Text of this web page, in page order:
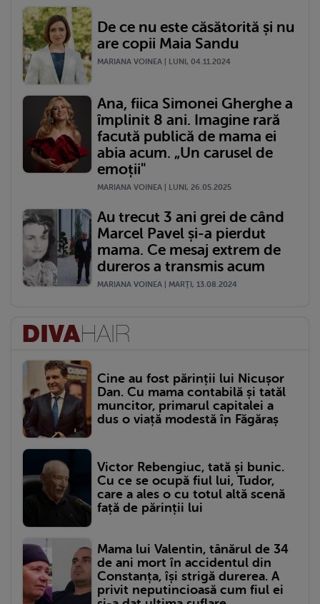
De ce nu este căsătorită și nu
are copii Maia Sandu
MARIANA VOINEA | LUNI, 04.11.2024
Ana, fiica Simonei Gherghe a
împlinit 8 ani. Imagine rară
facută publică de mama ei
abia acum. „Un carusel de
emoții"
MARIANA VOINEA | LUNI, 26.05.2025
Au trecut 3 ani grei de când
Marcel Pavel și-a pierdut
mama. Ce mesaj extrem de
dureros a transmis acum
MARIANA VOINEA | MARŢI, 13.08.2024
Cine au fost părinții lui Nicușor
Dan. Cu mama contabilă și tatăl
muncitor, primarul capitalei a
dus o viață modestă în Făgăraș
Victor Rebengiuc, tată și bunic.
Cu ce se ocupă fiul lui, Tudor,
care a ales o cu totul altă scenă
față de părinții lui
Mama lui Valentin, tânărul de 34
de ani mort în accidentul din
Constanța, își strigă durerea. A
privit neputincioasă cum fiul ei